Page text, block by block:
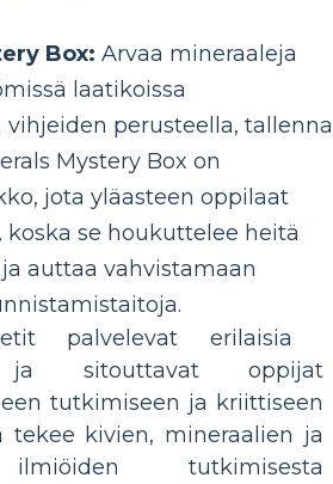
Box: Arvaa mineraaleja
laatikoissa
vihjeiden perusteella, tallenna
Mystery Box on
jota yläasteen oppilaat
koska se houkuttelee heitä
auttaa vahvistamaan
palvelevat erilaisia
ja sitouttavat oppijat
tutkimiseen ja kriittiseen
tekee kivien, mineraalien ja
tutkimisesta